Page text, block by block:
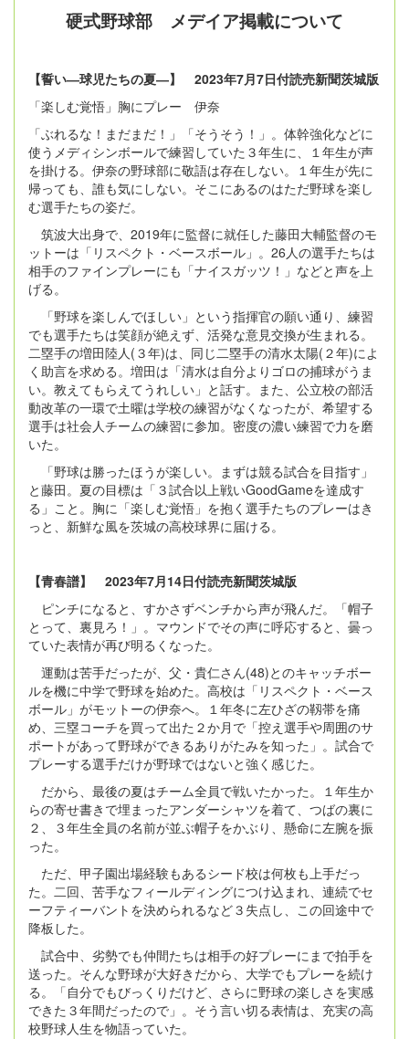
硬式野球部 メデイア掲載について
【誓い―球児たちの夏―】 2023年7月7日付読売新聞茨城版
「楽しむ覚悟」胸にプレー 伊奈
「ぶれるな！まだまだ！」「そうそう！」。体幹強化などに
使うメディシンボールで練習していた３年生に、１年生が声
を掛ける。伊奈の野球部に敬語は存在しない。１年生が先に
帰っても、誰も気にしない。そこにあるのはただ野球を楽し
む選手たちの姿だ。
筑波大出身で、2019年に監督に就任した藤田大輔監督のモ
ットーは「リスペクト・ベースボール」。26人の選手たちは
相手のファインプレーにも「ナイスガッツ！」などと声を上
げる。
「野球を楽しんでほしい」という指揮官の願い通り、練習
でも選手たちは笑顔が絶えず、活発な意見交換が生まれる。
二塁手の増田陸人(３年)は、同じ二塁手の清水太陽(２年)によ
く助言を求める。増田は「清水は自分よりゴロの捕球がうま
い。教えてもらえてうれしい」と話す。また、公立校の部活
動改革の一環で土曜は学校の練習がなくなったが、希望する
選手は社会人チームの練習に参加。密度の濃い練習で力を磨
いた。
「野球は勝ったほうが楽しい。まずは競る試合を目指す」
と藤田。夏の目標は「３試合以上戦いGoodGameを達成す
る」こと。胸に「楽しむ覚悟」を抱く選手たちのプレーはき
っと、新鮮な風を茨城の高校球界に届ける。
【青春譜】 2023年7月14日付読売新聞茨城版
ピンチになると、すかさずベンチから声が飛んだ。「帽子
とって、裏見ろ！」。マウンドでその声に呼応すると、曇っ
ていた表情が再び明るくなった。
運動は苦手だったが、父・貴仁さん(48)とのキャッチボー
ルを機に中学で野球を始めた。高校は「リスペクト・ベース
ボール」がモットーの伊奈へ。１年冬に左ひざの靱帯を痛
め、三塁コーチを買って出た２か月で「控え選手や周囲のサ
ポートがあって野球ができるありがたみを知った」。試合で
プレーする選手だけが野球ではないと強く感じた。
だから、最後の夏はチーム全員で戦いたかった。１年生か
らの寄せ書きで埋まったアンダーシャツを着て、つばの裏に
２、３年生全員の名前が並ぶ帽子をかぶり、懸命に左腕を振
った。
ただ、甲子園出場経験もあるシード校は何枚も上手だっ
た。二回、苦手なフィールディングにつけ込まれ、連続でセ
ーフティーバントを決められるなど３失点し、この回途中で
降板した。
試合中、劣勢でも仲間たちは相手の好プレーにまで拍手を
送った。そんな野球が大好きだから、大学でもプレーを続け
る。「自分でもびっくりだけど、さらに野球の楽しさを実感
できた３年間だったので」。そう言い切る表情は、充実の高
校野球人生を物語っていた。